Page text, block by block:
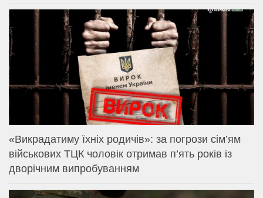
«Викрадатиму їхніх родичів»: за погрози сім’ям
військових ТЦК чоловік отримав п’ять років із
дворічним випробуванням